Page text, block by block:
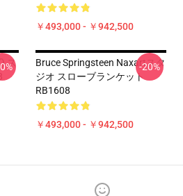
￥493,000 - ￥942,500
ス
Bruce Springsteen Naxartスタ
ジオ スローブランケット
RB1608
￥493,000 - ￥942,500
-20%